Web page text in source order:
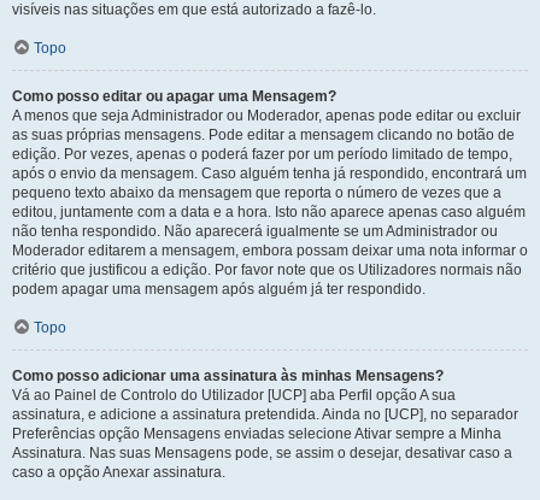
visíveis nas situações em que está autorizado a fazê-lo.
Topo
Como posso editar ou apagar uma Mensagem?
A menos que seja Administrador ou Moderador, apenas pode editar ou excluir
as suas próprias mensagens. Pode editar a mensagem clicando no botão de
edição. Por vezes, apenas o poderá fazer por um período limitado de tempo,
após o envio da mensagem. Caso alguém tenha já respondido, encontrará um
pequeno texto abaixo da mensagem que reporta o número de vezes que a
editou, juntamente com a data e a hora. Isto não aparece apenas caso alguém
não tenha respondido. Não aparecerá igualmente se um Administrador ou
Moderador editarem a mensagem, embora possam deixar uma nota informar o
critério que justificou a edição. Por favor note que os Utilizadores normais não
podem apagar uma mensagem após alguém já ter respondido.
Topo
Como posso adicionar uma assinatura às minhas Mensagens?
Vá ao Painel de Controlo do Utilizador [UCP] aba Perfil opção A sua
assinatura, e adicione a assinatura pretendida. Ainda no [UCP], no separador
Preferências opção Mensagens enviadas selecione Ativar sempre a Minha
Assinatura. Nas suas Mensagens pode, se assim o desejar, desativar caso a
caso a opção Anexar assinatura.